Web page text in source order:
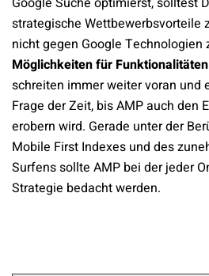
strategische Wettbewerbsvorteile
nicht gegen Google Technologien
Möglichkeitenfür Funktionalitäten
schreiten immer weiter voran und
Frage der Zeit, bis AMP auch den
erobern wird. Gerade unter der
Mobile First Indexes und des
Surfens sollte AMP bei der jeder
Strategie bedacht werden.